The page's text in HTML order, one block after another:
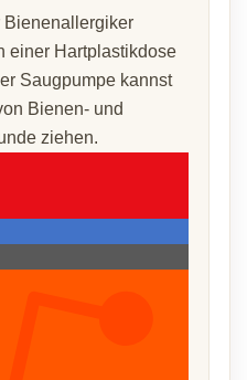
Bienenallergiker
einer Hartplastikdose
Saugpumpe kannst
Bienen- und
ziehen.